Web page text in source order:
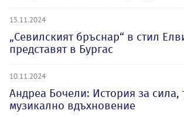
15.11.2024
„Севилският бръснар“ в стил
представят в Бургас
10.11.2024
Андреа Бочели: История за сила,
музикално вдъхновение